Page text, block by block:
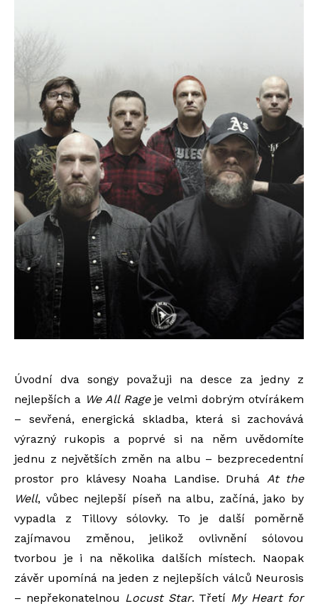
Úvodní dva songy považuji na desce za jedny z
nejlepších a We All Rageje velmi dobrým otvírákem
– sevřená, energická skladba, která si
zachovává
výrazný rukopis a poprvé si na něm uvědomíte
jednu z největších změn na albu – bezprecedentní
prostor pro klávesy Noaha Landise. Druhá At the
Well, vůbec nejlepší píseň na albu, začíná, jako by
vypadla z Tillovy sólovky. To je další poměrně
zajímavou změnou, jelikož ovlivnění sólovou
tvorbou je i na několika dalších místech. Naopak
závěr upomíná na jeden z nejlepších válců Neurosis
– nepřekonatelnou Locust Star. Třetí My Heart for